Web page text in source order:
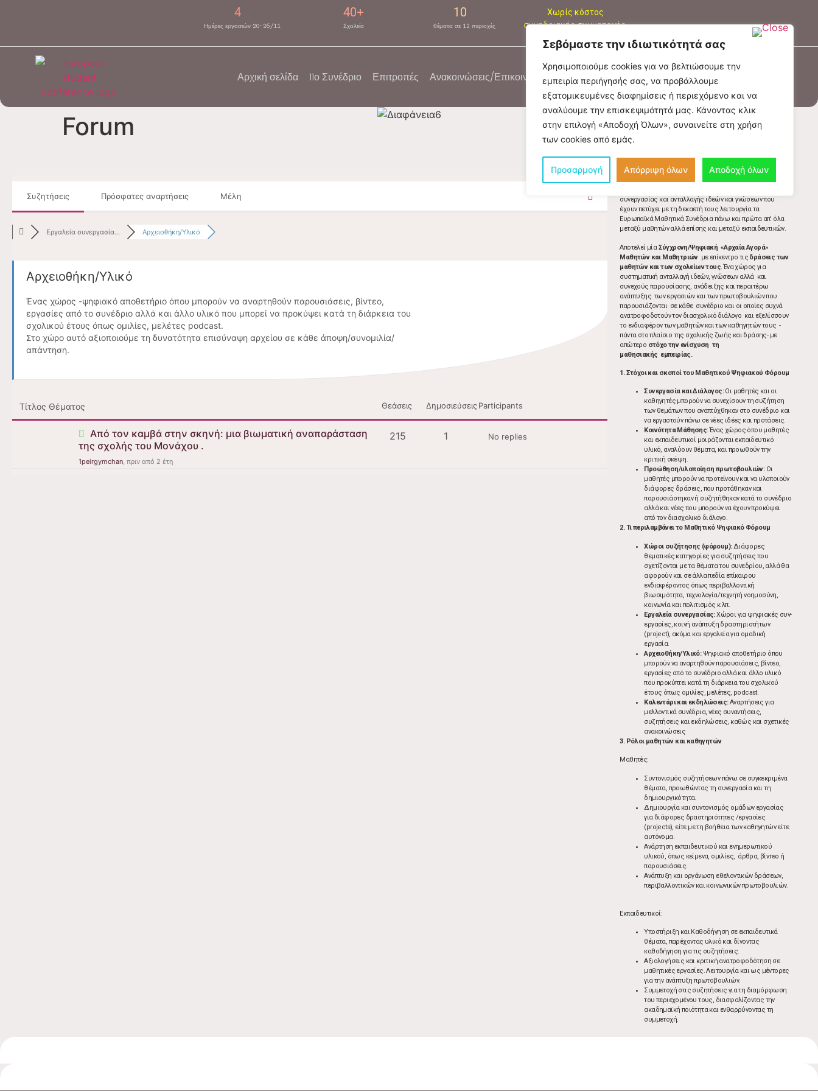
Σεβόμαστε την ιδιωτικότητά σας
Χρησιμοποιούμε cookies για να βελτιώσουμε την
εμπειρία περιήγησής σας, να προβάλλουμε
εξατομικευμένες διαφημίσεις ή περιεχόμενο και να
αναλύουμε την επισκεψιμότητά μας. Κάνοντας κλικ
στην επιλογή «Αποδοχή Όλων», συναινείτε στη χρήση
των cookies από εμάς.
Προσαρμογή Απόρριψη όλων Αποδοχή όλων
Ημέρες εργασιών 20-26/11
4
Σχολεία
40+
θέματα σε 12 περιοχές
10
Χωρίς κόστος
συνεδριακής συμμετοχής.
Αρχική σελίδα 11ο Συνέδριο Επιτροπές Ανακοινώσεις/Επικοινωνία Φόρουμ Προηγούμενα συνέδρια
Forum
Συζητήσεις Πρόσφατες αναρτήσεις Μέλη
Εργαλεία συνεργασία... Αρχειοθήκη/Υλικό
Αρχειοθήκη/Υλικό
Ένας χώρος -ψηφιακό αποθετήριο όπου μπορούν να αναρτηθούν παρουσιάσεις, βίντεο,
εργασίες από το συνέδριο αλλά και άλλο υλικό που μπορεί να προκύψει κατά τη διάρκεια του
σχολικού έτους όπως ομιλίες, μελέτες podcast.
Στο χώρο αυτό αξιοποιούμε τη δυνατότητα επισύναψη αρχείου σε κάθε άποψη/συνομιλία/
απάντηση.
Τίτλος Θέματος Θεάσεις ΔημοσιεύσειςParticipants
Από τον καμβά στην σκηνή: μια βιωματική αναπαράσταση
της σχολής του Μονάχου .
1peirgymchan, πριν από 2 έτη
215 1 No replies
συνεργασίας και ανταλλαγής ιδεών και γνώσεων που
έχουν πετύχει με τη δεκαετή τους λειτουργία τα
Ευρωπαϊκά Μαθητικά Συνέδρια πάνω και πρώτα απ’ όλα
μεταξύ μαθητών αλλά επίσης και μεταξύ εκπαιδευτικών.
Αποτελεί μίαΣύγχρονη/Ψηφιακή «Αρχαία Αγορά»
Μαθητών και Μαθητριώνμε επίκεντρο τις δράσεις των
μαθητών και των σχολείων τους. Ένα χώρος για
συστηματική ανταλλαγή ιδεών, γνώσεων αλλά και
συνεχούς παρουσίασης, ανάδειξης και περαιτέρω
ανάπτυξης των εργασιών και των πρωτοβουλιών που
παρουσιάζονται σε κάθε συνέδριο και οι οποίες συχνά
ανατροφοδοτούν τον διασχολικό διάλογο και εξελίσσουν
το ενδιαφέρον των μαθητών και των καθηγητών τους -
πάντα στο πλαίσιο της σχολικής ζωής και δράσης- με
απώτερο στόχο την ενίσχυση τη
μαθησιακής εμπειρίας.
1. Στόχοι και σκοποί του Μαθητικού Ψηφιακού Φόρουμ
Συνεργασία και Διάλογος:Οι μαθητές και οι
καθηγητές μπορούν να συνεχίσουν τη συζήτηση
των θεμάτων που αναπτύχθηκαν στο συνέδριο και
να εργαστούν πάνω σε νέες ιδέες και προτάσεις.
Κοινότητα Μάθησης: Ένας χώρος όπου μαθητές
και εκπαιδευτικοί μοιράζονται εκπαιδευτικό
υλικό, αναλύουν θέματα, και προωθούν την
κριτική σκέψη.
Προώθηση/υλοποίηση πρωτοβουλιών:Οι
μαθητές μπορούν να προτείνουν και να υλοποιούν
διάφορες δράσεις, που προτάθηκαν και
παρουσιάστηκαν ή συζητήθηκαν κατά το συνέδριο
αλλά και νέες που μπορούν να έχουν προκύψει
από τον διασχολικό διάλογο.
2. Τι περιλαμβάνει το Μαθητικό Ψηφιακό Φόρουμ
Χώροι συζήτησης (φόρουμ):Διάφορες
θεματικές κατηγορίες για συζητήσεις που
σχετίζονται με τα θέματα του συνεδρίου, αλλά θα
αφορούν και σε άλλα πεδία επίκαιρου
ενδιαφέροντος όπως περιβαλλοντική
βιωσιμότητα, τεχνολογία/τεχνητή νοημοσύνη,
κοινωνία και πολιτισμός κ.λπ.
Εργαλεία συνεργασίας:Χώροι για ψηφιακές συν-
εργασίες, κοινή ανάπτυξη δραστηριοτήτων
(project), ακόμα και εργαλεία για ομαδική
εργασία.
Αρχειοθήκη/Υλικό:Ψηφιακό αποθετήριο όπου
μπορούν να αναρτηθούν παρουσιάσεις, βίντεο,
εργασίες από το συνέδριο αλλά και άλλο υλικό
που προκύπτει κατά τη διάρκεια του σχολικού
έτους όπως ομιλίες, μελέτες, podcast.
Καλεντάρι και εκδηλώσεις:Αναρτήσεις για
μελλοντικά συνέδρια, νέες συναντήσεις,
συζητήσεις και εκδηλώσεις, καθώς και σχετικές
ανακοινώσεις
3. Ρόλοι μαθητών και καθηγητών
Μαθητές:
Συντονισμός συζητήσεων πάνω σε συγκεκριμένα
θέματα, προωθώντας τη συνεργασία και τη
δημιουργικότητα.
Δημιουργία και συντονισμός ομάδων εργασίας
για διάφορες δραστηριότητες /εργασίες
(projects), είτε με τη βοήθεια των καθηγητών είτε
αυτόνομα.
Ανάρτηση εκπαιδευτικού και ενημερωτικού
υλικού, όπως κείμενα, ομιλίες, άρθρα, βίντεο ή
παρουσιάσεις.
Ανάπτυξη και οργάνωση εθελοντικών δράσεων,
περιβαλλοντικών και κοινωνικών πρωτοβουλιών.
Εκπαιδευτικοί:
Υποστήριξη και Καθοδήγηση σε εκπαιδευτικά
θέματα, παρέχοντας υλικό και δίνοντας
καθοδήγηση για τις συζητήσεις.
Αξιολογήσεις και κριτική ανατροφοδότηση σε
μαθητικές εργασίες. Λειτουργία και ως μέντορες
για την ανάπτυξη πρωτοβουλιών.
Συμμετοχή στις συζητήσεις για τη διαμόρφωση
του περιεχομένου τους, διασφαλίζοντας την
ακαδημαϊκή ποιότητα και ενθαρρύνοντας τη
συμμετοχή.